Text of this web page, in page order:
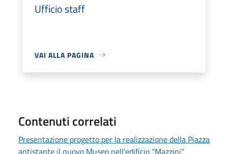
Ufficio staff
VAI ALLA PAGINA
Contenuti correlati
Presentazione progetto per la realizzazione della Piazza
antistante il nuovo Museo nell’edificio “Mazzini”